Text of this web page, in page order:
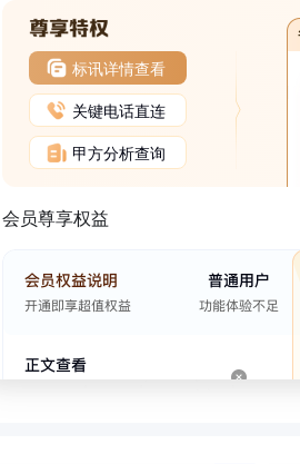
标讯详情查看
关键电话直连
甲方分析查询
会员尊享权益